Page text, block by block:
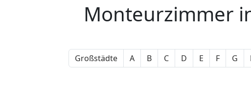
Monteurzimmer
Großstädte A B C D E F G